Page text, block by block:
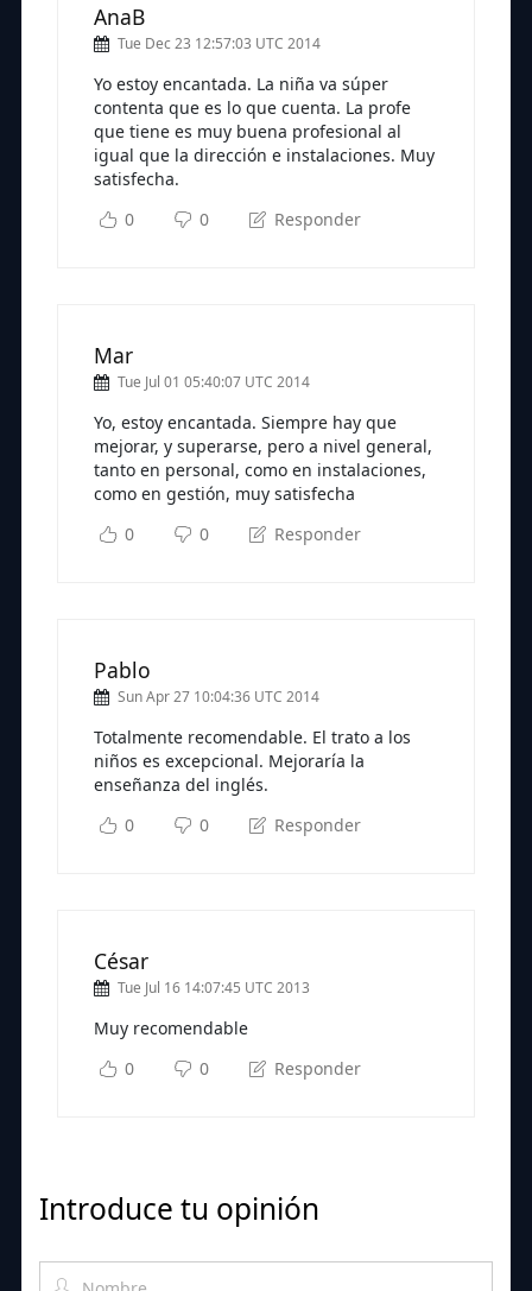
AnaB
Tue Dec 23 12:57:03 UTC 2014
Yo estoy encantada. La niña va súper
contenta que es lo que cuenta. La profe
que tiene es muy buena profesional al
igual que la dirección e instalaciones. Muy
satisfecha.
0
0 Responder
Mar
Tue Jul 01 05:40:07 UTC 2014
Yo, estoy encantada. Siempre hay que
mejorar, y superarse, pero a nivel general,
tanto en personal, como en instalaciones,
como en gestión, muy satisfecha
0
0 Responder
Pablo
Sun Apr 27 10:04:36 UTC 2014
Totalmente recomendable. El trato a los
niños es excepcional. Mejoraría la
enseñanza del inglés.
0
0 Responder
César
Tue Jul 16 14:07:45 UTC 2013
Muy recomendable
0
0 Responder
Introduce tu opinión